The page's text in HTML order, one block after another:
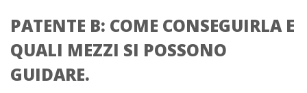
PATENTE B: COME CONSEGUIRLA E
QUALI MEZZI SI POSSONO
GUIDARE.